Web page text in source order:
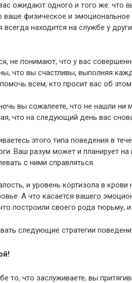
ожидают одного и того же: что
ваше физическое и
находится на службе у
не понимают, что у вас
что вы счастливы, выполняя
всем, кто просит вас об этом.
вы сожалеете, что не нашли ни
что на следующий день вас
этого типа поведения в
Ваш разум может и планирует
с ними справляться.
и уровень кортизола в
А что касается вашего
построили своего рода тюрьму,
следующие стратегии
то, что заслуживаете, вы